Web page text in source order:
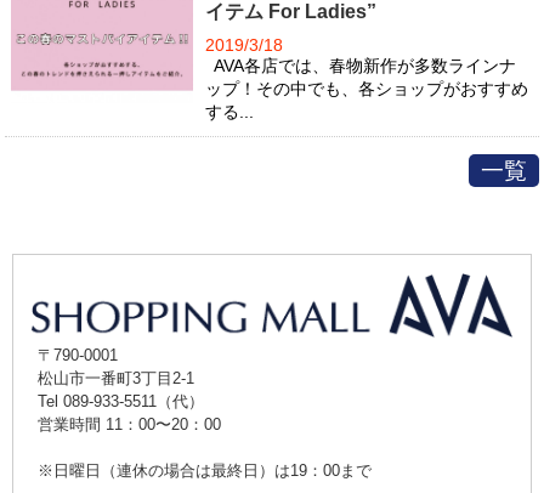
イテム For Ladies”
2019/3/18
AVA各店では、春物新作が多数ラインナ
ップ！その中でも、各ショップがおすすめ
する...
一覧
〒790-0001
松山市一番町3丁目2-1
Tel 089-933-5511（代）
営業時間 11：00〜20：00
※日曜日（連休の場合は最終日）は19：00まで